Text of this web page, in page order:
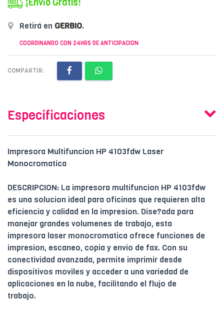
¡Envío Gratis!
Retirá en GERBIO.
COORDINANDO CON 24HRS DE ANTICIPACION
COMPARTIR:
Especificaciones
Impresora Multifuncion HP 4103fdw Laser
Monocromatica
DESCRIPCION: La impresora multifuncion HP 4103fdw
es una solucion ideal para oficinas que requieren alta
eficiencia y calidad en la impresion. Dise?ada para
manejar grandes volumenes de trabajo, esta
impresora laser monocromatica ofrece funciones de
impresion, escaneo, copia y envio de fax. Con su
conectividad avanzada, permite imprimir desde
dispositivos moviles y acceder a una variedad de
aplicaciones en la nube, facilitando el flujo de
trabajo.